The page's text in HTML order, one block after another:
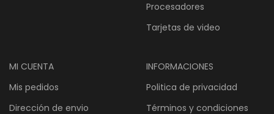
Procesadores
Tarjetas de video
MI CUENTA
Mis pedidos
Dirección de envio
INFORMACIONES
Politica de privacidad
Términos y condiciones